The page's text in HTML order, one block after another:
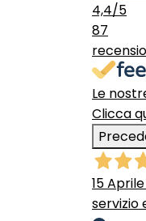
4,4/5
87
Le
Clicca
15
servizio